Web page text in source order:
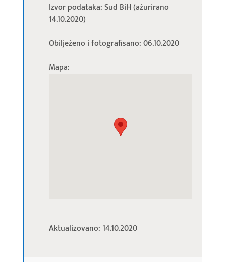
Izvor podataka: Sud BiH (ažurirano
14.10.2020)
Obilježeno i fotografisano: 06.10.2020
Mapa:
Aktualizovano: 14.10.2020